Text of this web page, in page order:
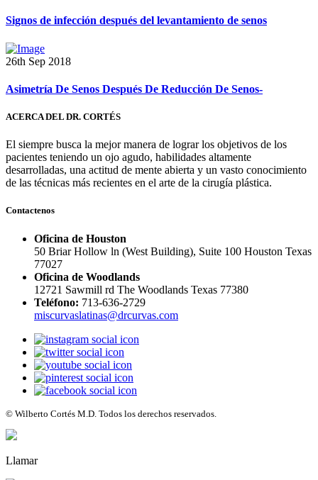
Signos de infección después del levantamiento de senos
26th Sep 2018
Asimetría De Senos Después De Reducción De Senos-
ACERCA DEL DR. CORTÉS
El siempre busca la mejor manera de lograr los objetivos de los
pacientes teniendo un ojo agudo, habilidades altamente
desarrolladas, una actitud de mente abierta y un vasto conocimiento
de las técnicas más recientes en el arte de la cirugía plástica.
Contactenos
Oficina de Houston
50 Briar Hollow ln (West Building), Suite 100 Houston Texas
77027
Oficina de Woodlands
12721 Sawmill rd The Woodlands Texas 77380
Teléfono: 713-636-2729
miscurvaslatinas@drcurvas.com
© Wilberto Cortés M.D. Todos los derechos reservados.
Llamar